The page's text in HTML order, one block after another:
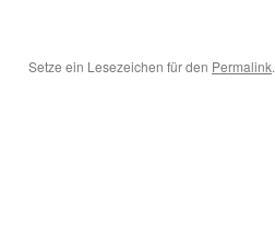
Setze ein Lesezeichen für den Permalink.